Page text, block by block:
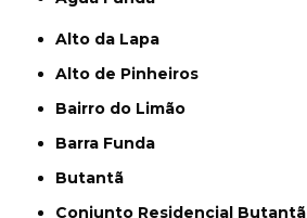
Alto da Lapa
Alto de Pinheiros
Bairro do Limão
Barra Funda
Butantã
Conjunto Residencial Butantã